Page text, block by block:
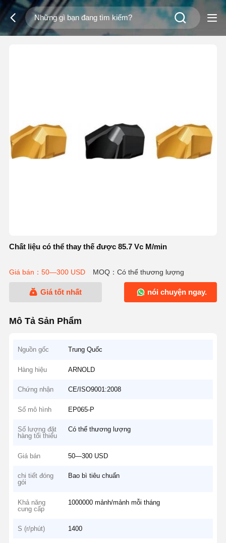
Chất liệu có thể thay thế được 85.7 Vc M/min
Giá bán：50—300 USD MOQ：Có thể thương lượng
Giá tốt nhất nói chuyện ngay.
Mô Tả Sản Phẩm
Nguồn gốc Trung Quốc
Hàng hiệu ARNOLD
Chứng nhận CE/ISO9001:2008
Số mô hình EP065-P
Số lượng đặt
hàng tối thiểu
Có thể thương lượng
Giá bán 50—300 USD
chi tiết đóng
gói
Bao bì tiêu chuẩn
Khả năng
cung cấp
1000000 mảnh/mảnh mỗi tháng
S (r/phút) 1400